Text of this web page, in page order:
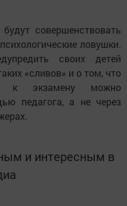
совершенствовать
ловушки.
своих детей
«сливов» и о том, что
к экзамену можно
педагога, а не через
и интересным в